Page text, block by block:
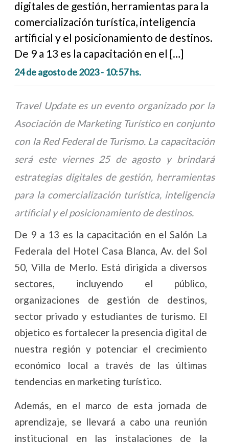
digitales de gestión, herramientas para la
comercialización turística, inteligencia
artificial y el posicionamiento de destinos.
De 9 a 13 es la capacitación en el […]
24 de agosto de 2023 - 10:57 hs.
Travel Update es un evento organizado por la
Asociación de Marketing Turístico en conjunto
con la Red Federal de Turismo. La capacitación
será este viernes 25 de agosto y brindará
estrategias digitales de gestión, herramientas
para la comercialización turística, inteligencia
artificial y el posicionamiento de destinos.
De 9 a 13 es la capacitación en el Salón La
Federala del Hotel Casa Blanca, Av. del Sol
50, Villa de Merlo. Está dirigida a diversos
sectores, incluyendo el público,
organizaciones de gestión de destinos,
sector privado y estudiantes de turismo. El
objetico es fortalecer la presencia digital de
nuestra región y potenciar el crecimiento
económico local a través de las últimas
tendencias en marketing turístico.
Además, en el marco de esta jornada de
aprendizaje, se llevará a cabo una reunión
institucional en las instalaciones de la